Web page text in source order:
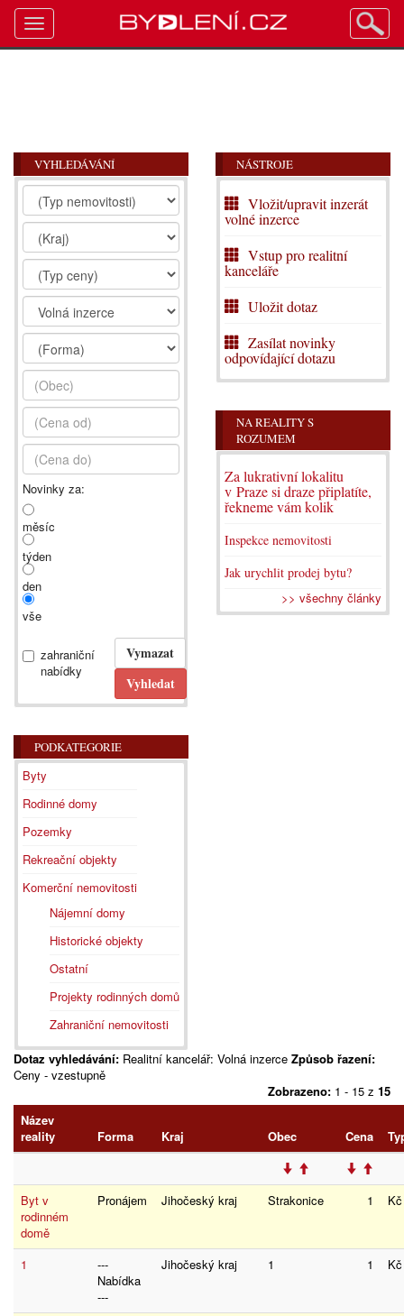
VYHLEDÁVÁNÍ
Novinky za:
měsíc
týden
den
vše
zahraniční
nabídky
PODKATEGORIE
Byty
Rodinné domy
Pozemky
Rekreační objekty
Komerční nemovitosti
Nájemní domy
Historické objekty
Ostatní
Projekty rodinných domů
Zahraniční nemovitosti
NÁSTROJE
Vložit/upravit inzerát
volné inzerce
Vstup pro realitní
kanceláře
Uložit dotaz
Zasílat novinky
odpovídající dotazu
NA REALITY S
ROZUMEM
Za lukrativní lokalitu
v Praze si draze připlatíte,
řekneme vám kolik
Inspekce nemovitosti
Jak urychlit prodej bytu?
>> všechny články
Dotaz vyhledávání: Realitní kancelář: Volná inzerce Způsob řazení:
Ceny - vzestupně
Zobrazeno: 1 - 15 z 15
Název
reality
Forma Kraj Obec Cena
Byt v
rodinném
domě
Pronájem Jihočeský kraj Strakonice 1
1
---
Nabídka
---
Jihočeský kraj 1 1
Toggle
navigation